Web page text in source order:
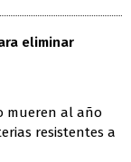
eliminar
mueren al año
resistentes a